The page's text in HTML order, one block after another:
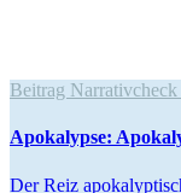
Beitrag
Apoka­lypse:
Der Reiz